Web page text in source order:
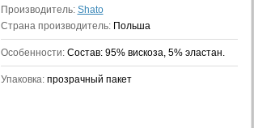
Производитель: Shato
Страна производитель: Польша
Особенности: Состав: 95% вискоза, 5% эластан.
Упаковка: прозрачный пакет